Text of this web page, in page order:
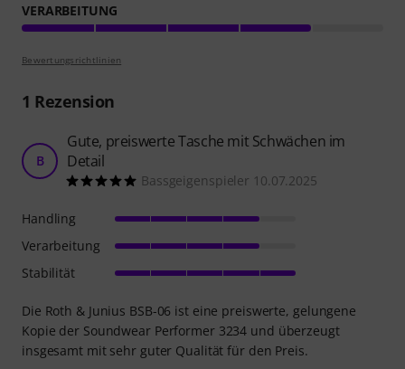
VERARBEITUNG
Bewertungsrichtlinien
1 Rezension
B
Gute, preiswerte Tasche mit Schwächen im
Detail
Bassgeigenspieler 10.07.2025
Die Roth & Junius BSB-06 ist eine preiswerte, gelungene
Kopie der Soundwear Performer 3234 und überzeugt
insgesamt mit sehr guter Qualität für den Preis.
Handling
Verarbeitung
Stabilität